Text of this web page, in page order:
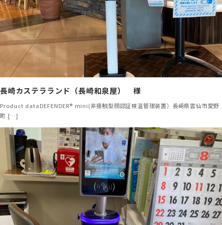
長崎カステラランド（長崎和泉屋） 様
Product dataDEFENDER® mini(非接触型顔認証検温管理装置）長崎県雲仙市愛野
町 […]